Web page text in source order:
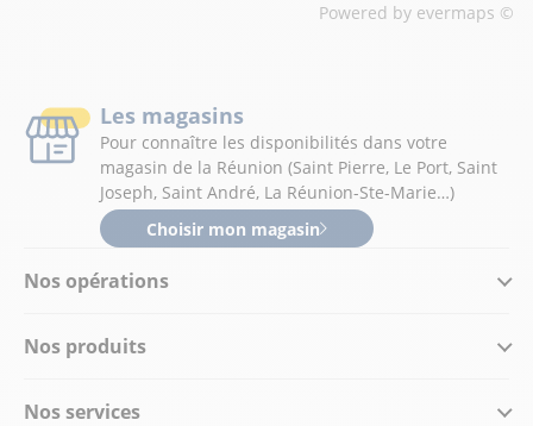
Powered by evermaps ©
Nos opérations
Nos produits
Nos services
Les magasins
Pour connaître les disponibilités dans votre
magasin de la Réunion (Saint Pierre, Le Port, Saint
Joseph, Saint André, La Réunion-Ste-Marie…)
Choisir mon magasin